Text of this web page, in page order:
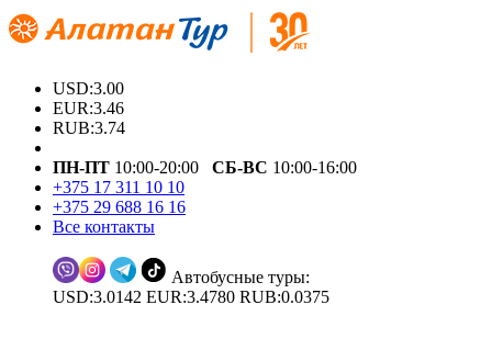
USD:3.00
EUR:3.46
RUB:3.74
ПН-ПТ 10:00-20:00 СБ-ВС 10:00-16:00
+375 17 311 10 10
+375 29 688 16 16
Все контакты
Автобусные туры:
USD:3.0142 EUR:3.4780 RUB:0.0375